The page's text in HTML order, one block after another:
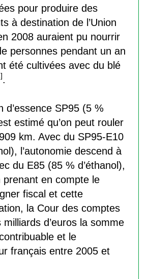
pour produire des
à destination de l’Union
2008 auraient pu nourrir
personnes pendant un an
été cultivées avec du blé
].
d’essence SP95 (5 %
estimé qu’on peut rouler
km. Avec du SP95-E10
l’autonomie descend à
du E85 (85 % d’éthanol),
en compte le
fiscal et cette
la Cour des comptes
d’euros la somme
et le
français entre 2005 et